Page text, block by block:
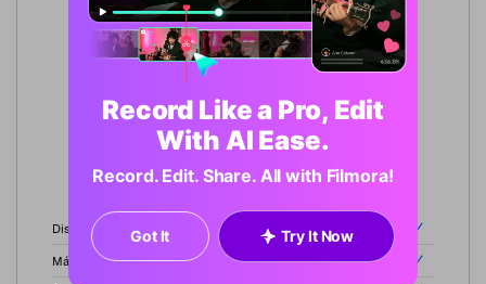
Plan de 30 Horas
USD 87.99
Precio único para 1 usuario.
Disfruta de 30 horas de subtítulos automáticos.
Más de 120 idiomas soportados.
Record Like a Pro, Edit
With AI Ease.
Record. Edit. Share. All with Filmora!
Got It Try It Now